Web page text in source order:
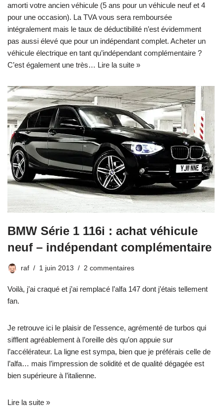
amorti votre ancien véhicule (5 ans pour un véhicule neuf et 4
pour une occasion). La TVA vous sera remboursée
intégralement mais le taux de déductibilité n’est évidemment
pas aussi élevé que pour un indépendant complet. Acheter un
véhicule électrique en tant qu’indépendant complémentaire ?
C’est également une très… Lire la suite »
BMW Série 1 116i : achat véhicule
neuf – indépendant complémentaire
raf 1 juin 2013 2 commentaires
Voilà, j’ai craqué et j’ai remplacé l’alfa 147 dont j’étais tellement
fan.
Je retrouve ici le plaisir de l’essence, agrémenté de turbos qui
sifflent agréablement à l’oreille dès qu’on appuie sur
l’accélérateur. La ligne est sympa, bien que je préférais celle de
l’alfa… mais l’impression de solidité et de qualité dégagée est
bien supérieure à l’italienne.
Lire la suite »